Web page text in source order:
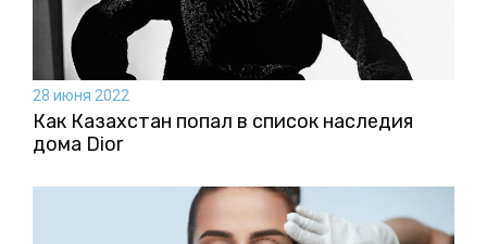
28 июня 2022
Как Казахстан попал в список наследия
дома Dior